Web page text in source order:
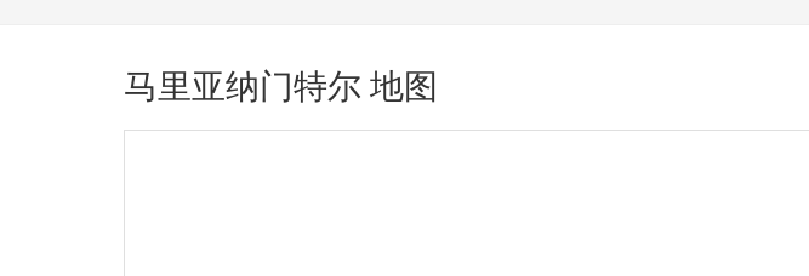
马里亚纳门特尔 地图